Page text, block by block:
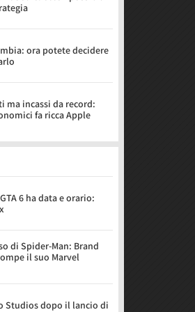
ora potete decidere
ma incassi da record:
fa ricca Apple
6 ha data e orario:
di Spider-Man: Brand
il suo Marvel
Studios dopo il lancio di